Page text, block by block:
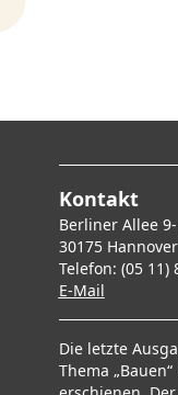
Kontakt
Berliner Allee 9-
30175 Hannover
Telefon: (05 11)
E-Mail
Die letzte
Thema